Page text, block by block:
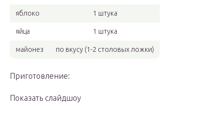
яблоко 1 штука
яйца 1 штука
майонез по вкусу (1-2 столовых ложки)
Приготовление:
Показать слайдшоу